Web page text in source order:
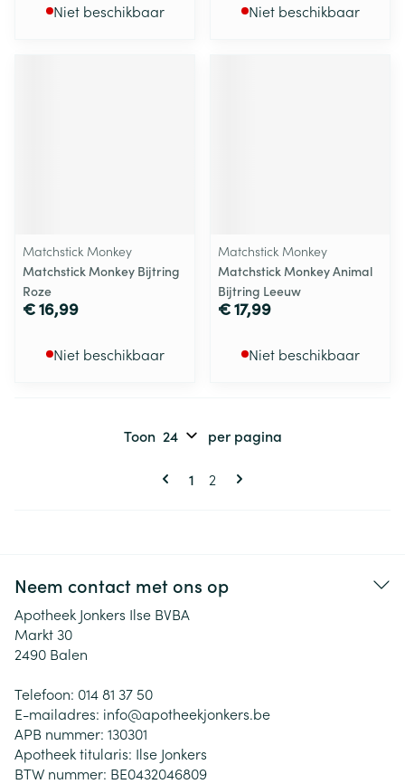
Niet beschikbaar Niet beschikbaar
Matchstick Monkey
Matchstick Monkey Bijtring
Roze
€ 16,99
Niet beschikbaar
Matchstick Monkey
Matchstick Monkey Animal
Bijtring Leeuw
€ 17,99
Niet beschikbaar
Pagina's
U lees momenteel pagina
1 Pagina
2
Toon per pagina
Neem contact met ons op
Apotheek Jonkers Ilse BVBA
Markt 30
2490 Balen
Telefoon: 014 81 37 50
E-mailadres: info@apotheekjonkers.be
APB nummer: 130301
Apotheek titularis: Ilse Jonkers
BTW nummer: BE0432046809